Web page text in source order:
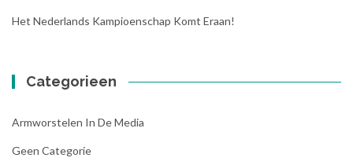
Het Nederlands Kampioenschap Komt Eraan!
Categorieen
Armworstelen In De Media
Geen Categorie